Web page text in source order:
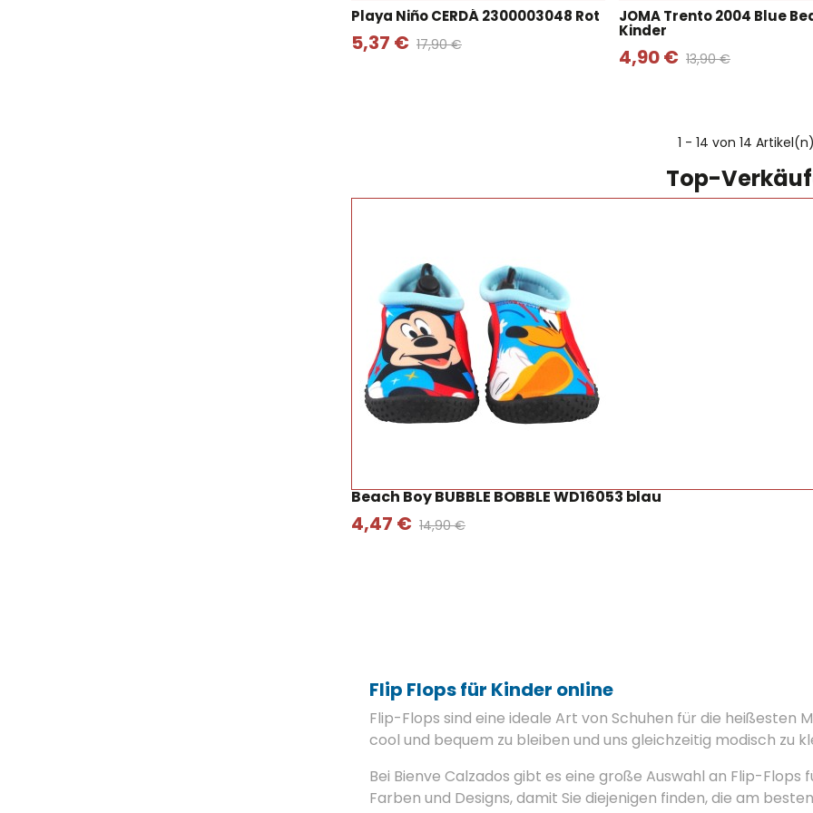
Playa Niño CERDÁ 2300003048 Rot
5,37 € 17,90 €
JOMA Trento 2004 Blue
Kinder
4,90 € 13,90 €
1 - 14 von 14 Artikel(n)
Top-
Beach Boy BUBBLE BOBBLE WD16053 blau
4,47 € 14,90 €
Flip Flops für Kinder online
Flip-Flops sind eine ideale Art von Schuhen für die heißesten
cool und bequem zu bleiben und uns gleichzeitig modisch zu
Bei Bienve Calzados gibt es eine große Auswahl an Flip-
Farben und Designs, damit Sie diejenigen finden, die am